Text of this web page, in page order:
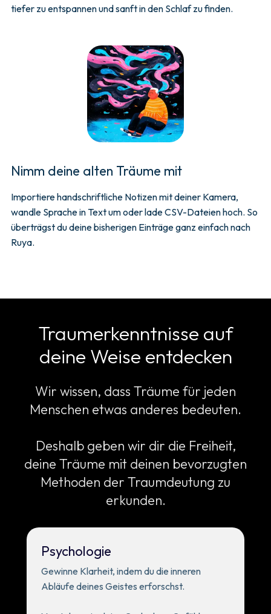
tiefer zu entspannen und sanft in den Schlaf zu finden.
Nimm deine alten Träume mit
Importiere handschriftliche Notizen mit deiner Kamera,
wandle Sprache in Text um oder lade CSV-Dateien hoch. So
überträgst du deine bisherigen Einträge ganz einfach nach
Ruya.
Traumerkenntnisse auf
deine Weise entdecken
Wir wissen, dass Träume für jeden
Menschen etwas anderes bedeuten.
Deshalb geben wir dir die Freiheit,
deine Träume mit deinen bevorzugten
Methoden der Traumdeutung zu
erkunden.
Psychologie
Gewinne Klarheit, indem du die inneren
Abläufe deines Geistes erforschst.